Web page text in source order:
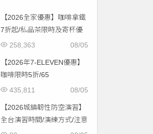
【2026全家優惠】咖啡拿鐵
7折起/私品茶限時及寄杯優
惠！價格/菜單一起看
08/05
258,363
【2026年7-ELEVEN優惠】
咖啡限時5折/65
折/CITYCAFE菜單一起看！
08/05
435,811
【2026城鎮韌性防空演習】
全台演習時間/演練方式/注意
事項一次看！